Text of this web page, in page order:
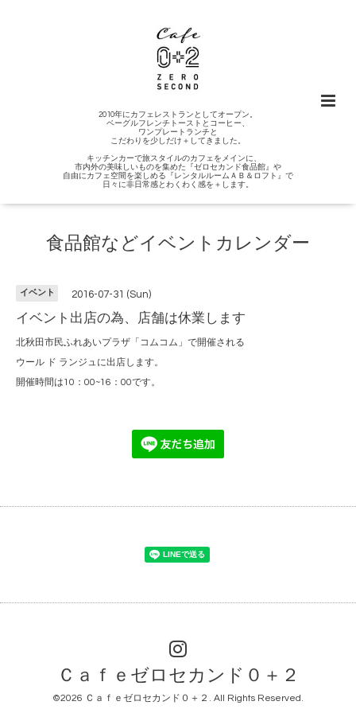
2010年にカフェレストランとしてオープン。
ベーグルフレンチトーストとコーヒー、
ワンプレートランチと
こだわりを少しだけ＋してきました。
キッチンカーで旅スタイルのカフェをメインに、
市内外の美味しいものを集めた『ゼロセカンド食品館』や
自由にカフェ空間を楽しめる『レンタルルームＡＢ＆ロフト』で
日々に非日常感とわくわく感を＋します。
食品館などイベントカレンダー
イベント 2016-07-31 (Sun)
イベント出店の為、店舗は休業します
北秋田市民ふれあいプラザ「コムコム」で開催される
ウール ド ランジュに出店します。
開催時間は10：00~16：00です。
Ｃａｆｅゼロセカンド０＋２
©2026 Ｃａｆｅゼロセカンド０＋２ . All Rights Reserved.